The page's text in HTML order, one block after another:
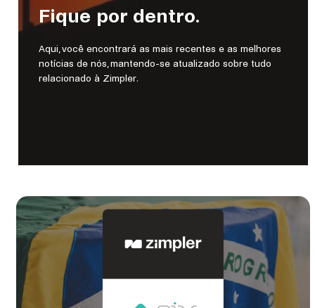
Fique por dentro.
Aqui, você encontrará as mais recentes e as melhores
notícias de nós, mantendo-se atualizado sobre tudo
relacionado à Zimpler.